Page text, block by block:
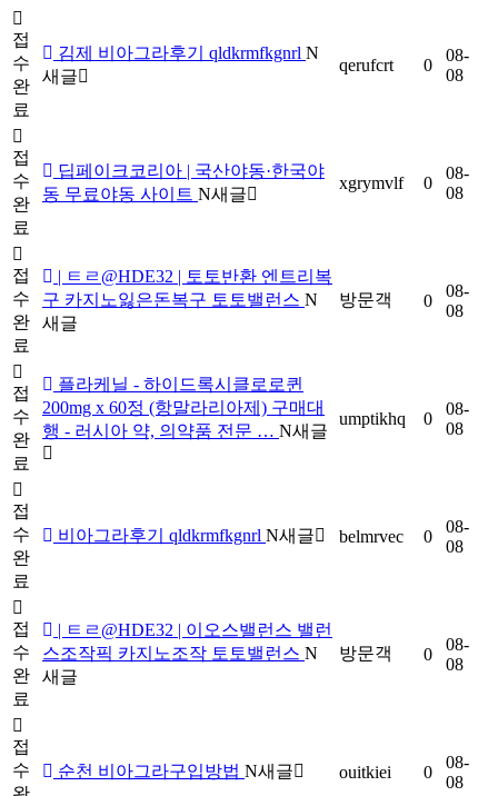
접
수
완
료
김제 비아그라후기 qldkrmfkgnrl N
새글
qerufcrt 0
08-
08
접
수
완
료
딥페이크코리아 | 국산야동·한국야
동 무료야동 사이트 N새글
xgrymvlf 0
08-
08
접
수
완
료
| ㅌㄹ@HDE32 | 토토반환 엔트리복
구 카지노잃은돈복구 토토밸런스 N
새글
방문객 0
08-
08
접
수
완
료
플라케닐 - 하이드록시클로로퀸
200mg x 60정 (항말라리아제) 구매대
행 - 러시아 약, 의약품 전문 … N새글
umptikhq 0
08-
08
접
수
완
료
비아그라후기 qldkrmfkgnrl N새글 belmrvec 0
08-
08
접
수
완
료
| ㅌㄹ@HDE32 | 이오스밸런스 밸런
스조작픽 카지노조작 토토밸런스 N
새글
방문객 0
08-
08
접
수
순천 비아그라구입방법 N새글 ouitkiei 0
08-
08